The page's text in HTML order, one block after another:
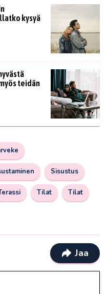
kysyä
teidän
Sisustus
Tilat Tilat
Jaa